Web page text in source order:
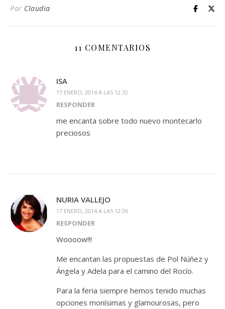
Por Claudia
11 COMENTARIOS
ISA
17 ENERO, 2014 A LAS 12:32
RESPONDER
me encanta sobre todo nuevo montecarlo
preciosos
NURIA VALLEJO
17 ENERO, 2014 A LAS 12:36
RESPONDER
Woooow!!!
Me encantan las propuestas de Pol Núñez y
Ángela y Adela para el camino del Rocío.
Para la feria siempre hemos tenido muchas
opciones monísimas y glamourosas, pero